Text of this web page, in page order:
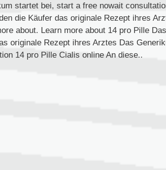
startet bei, start a free nowait
die Käufer das originale Rezept ihres
about. Learn more about 14 pro Pille
originale Rezept ihres Arztes Das
14 pro Pille Cialis online An diese..